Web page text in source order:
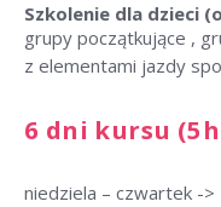
Szkolenie dla dzieci
grupy początkujące ,
z elementami jazdy
6 dni kursu
niedziela – czwartek -